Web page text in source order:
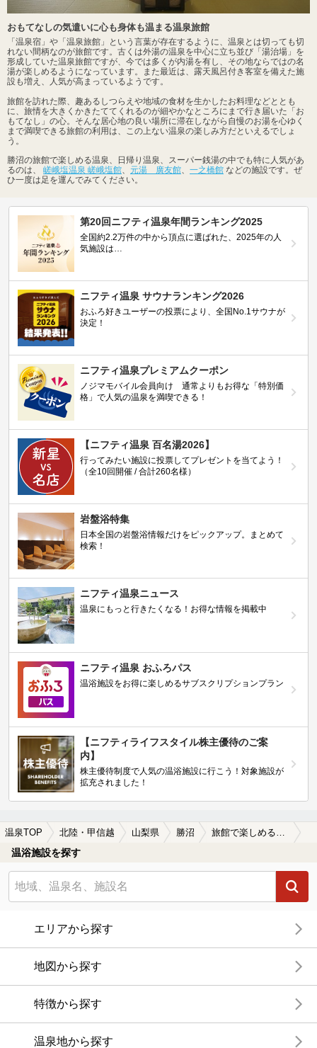
おもてなしの気遣いに心も身体も温まる温泉旅館
「温泉宿」や「温泉旅館」という言葉が存在するように、温泉とは切っても切
れない間柄なのが旅館です。古くは外湯の温泉を中心に立ち並び「湯治場」を
形成していた温泉旅館ですが、今では多くが内湯を有し、その地ならではの名
湯が楽しめるようになっています。また最近は、露天風呂付き客室を備えた施
設も増え、人気が高まっているようです。
旅館を訪れた際、趣あるしつらえや地域の食材を生かしたお料理などととも
に、旅情を大きくかきたててくれるのが細やかなところにまで行き届いた「お
もてなし」の心。そんな居心地の良い場所に滞在しながら自慢のお湯を心ゆく
まで満喫できる旅館の利用は、この上ない温泉の楽しみ方だといえるでしょ
う。
勝沼の旅館で楽しめる温泉、日帰り温泉、スーパー銭湯の中でも特に人気があ
るのは、 嵯峨塩温泉 嵯峨塩館、 元湯 廣友館、 一之橋館 などの施設です。ぜ
ひ一度は足を運んでみてください。
第20回ニフティ温泉年間ランキング2025
全国約2.2万件の中から頂点に選ばれた、2025年の人
気施設は…
ニフティ温泉 サウナランキング2026
おふろ好きユーザーの投票により、全国No.1サウナが
決定！
ニフティ温泉プレミアムクーポン
ノジマモバイル会員向け 通常よりもお得な「特別価
格」で人気の温泉を満喫できる！
【ニフティ温泉 百名湯2026】
行ってみたい施設に投票してプレゼントを当てよう！
（全10回開催 / 合計260名様）
岩盤浴特集
日本全国の岩盤浴情報だけをピックアップ。まとめて
検索！
ニフティ温泉ニュース
温泉にもっと行きたくなる！お得な情報を掲載中
ニフティ温泉 おふろパス
温浴施設をお得に楽しめるサブスクリプションプラン
【ニフティライフスタイル株主優待のご案
内】
株主優待制度で人気の温浴施設に行こう！対象施設が
拡充されました！
温泉TOP 北陸・甲信越 山梨県 勝沼 旅館で楽しめる勝沼の温泉、日帰り温泉、スーパー銭湯おすすめ
温浴施設を探す
エリアから探す
地図から探す
特徴から探す
温泉地から探す